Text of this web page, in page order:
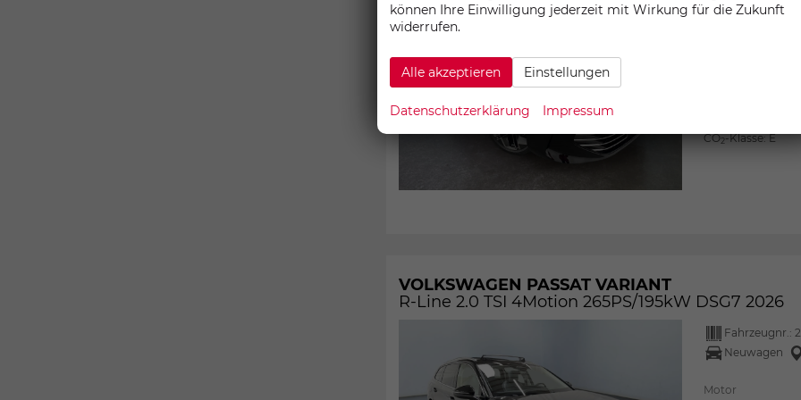
Neuwagen
Verbrauch
CO2-Klasse: E
VOLKSWAGEN PASSAT VARIANT
R-Line 2.0 TSI 4Motion 265PS/195kW DSG7 2026
Fahrzeugnr.:
Neuwagen
Motor
können Ihre Einwilligung jederzeit mit Wirkung für die Zukunft
widerrufen.
Alle akzeptieren Einstellungen
Datenschutzerklärung Impressum